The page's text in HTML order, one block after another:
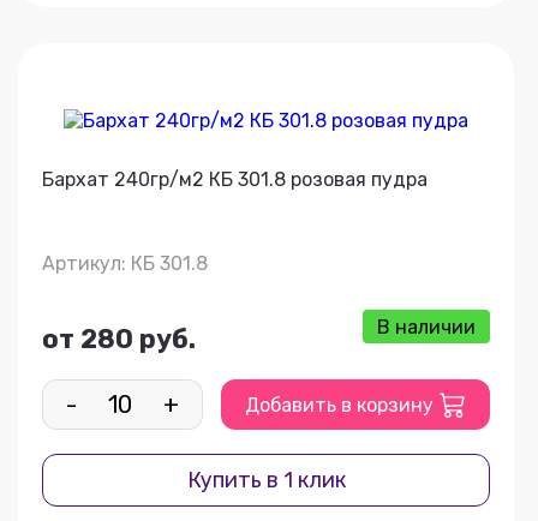
Бархат 240гр/м2 КБ 301.8 розовая пудра
Артикул: КБ 301.8
от 280 руб. В наличии
- + Добавить в корзину
Купить в 1 клик